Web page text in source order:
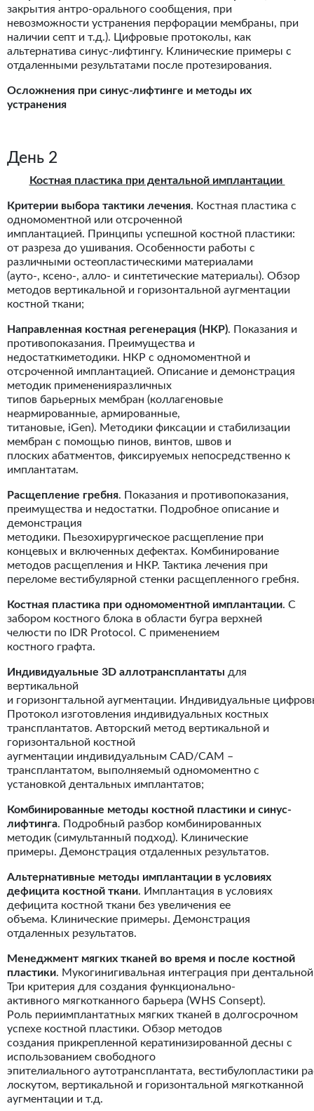
закрытия антро-орального сообщения, при
невозможности устранения перфорации мембраны, при
наличии септ и т.д.). Цифровые протоколы, как
альтернатива синус-лифтингу. Клинические примеры c
отдаленными результатами после протезирования.
Осложнения при синус-лифтинге и методы их
устранения
День 2
Костная пластика при дентальной имплантации
Критерии выбора тактики лечения. Костная пластика с
одномоментной или отсроченной
имплантацией. Принципы успешной костной пластики:
от разреза до ушивания. Особенности работы с
различными остеопластическими материалами
(ауто-, ксено-, алло- и синтетические материалы). Обзор
методов вертикальной и горизонтальной аугментации
костной ткани;
Направленная костная регенерация (НКР). Показания и
противопоказания. Преимущества и
недостаткиметодики. НКР с одномоментной и
отсроченной имплантацией. Описание и демонстрация
методик примененияразличных
типов барьерных мембран (коллагеновые
неармированные, армированные,
титановые, iGen). Методики фиксации и стабилизации
мембран с помощью пинов, винтов, швов и
плоских абатментов, фиксируемых непосредственно к
имплантатам.
Расщепление гребня. Показания и противопоказания,
преимущества и недостатки. Подробное описание и
демонстрация
методики. Пьезохирургическое расщепление при
концевых и включенных дефектах. Комбинирование
методов расщепления и НКР. Тактика лечения при
переломе вестибулярной стенки расщепленного гребня.
Костная пластика при одномоментной имплантации. С
забором костного блока в области бугра верхней
челюсти по IDR Protocol. С применением
костного графта.
Индивидуальные 3D аллотрансплантаты для
вертикальной
и горизонгтальной аугментации. Индивидуальные
Протокол изготовления индивидуальных костных
трансплантатов. Авторский метод вертикальной и
горизонтальной костной
аугментации индивидуальным CAD/CAM –
трансплантатом, выполняемый одномоментно с
установкой дентальных имплантатов;
Комбинированные методы костной пластики и синус-
лифтинга. Подробный разбор комбинированных
методик (симультанный подход). Клинические
примеры. Демонстрация отдаленных результатов.
Альтернативные методы имплантации в условиях
дефицита костной ткани. Имплантация в условиях
дефицита костной ткани без увеличения ее
объема. Клинические примеры. Демонстрация
отдаленных результатов.
Менеджмент мягких тканей во время и после костной
пластики. Мукогинигивальная интеграция при
Три критерия для создания функционально-
активного мягкотканного барьера (WHS Consept).
Роль периимплантатных мягких тканей в долгосрочном
успехе костной пластики. Обзор методов
создания прикрепленной кератинизированной десны с
использованием свободного
эпителиального аутотрансплантата, вестибулопластики
лоскутом, вертикальной и горизонтальной мягкотканной
аугментации и т.д.